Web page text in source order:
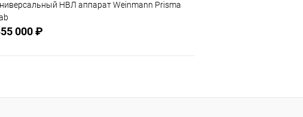
НВЛ аппарат Weinmann Prisma
000 ₽